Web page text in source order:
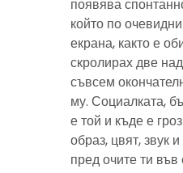
появява
който по
екрана, както е
скролирах две
съвсем
му. Социалката,
е той и къде е
образ, цвят, звук
пред очите ти